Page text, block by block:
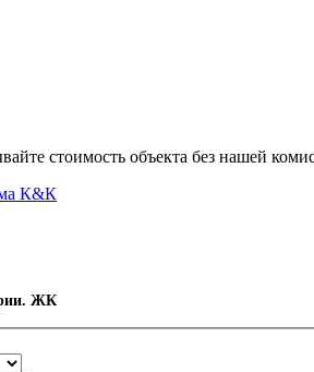
стоимость объекта без нашей
ЖК